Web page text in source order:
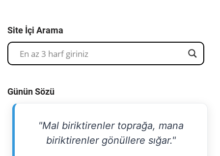
Site İçi Arama
Günün Sözü
"Mal biriktirenler toprağa, mana
biriktirenler gönüllere sığar."